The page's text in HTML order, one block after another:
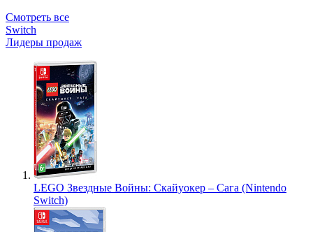
Смотреть все
Switch
Лидеры продаж
LEGO Звездные Войны: Скайуокер – Сага (Nintendo
Switch)